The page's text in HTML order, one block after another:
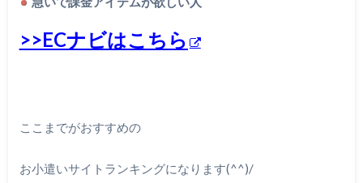
>>ECナビはこちら
ここまでがおすすめの
お小遣いサイトランキングになります(^^)/